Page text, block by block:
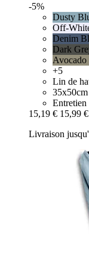
-5%
Dusty
Off-
Denim
Dark
Avocado
+5
Lin de
35x50cm
Entretien
15,19 € 15,99 €
Livraison